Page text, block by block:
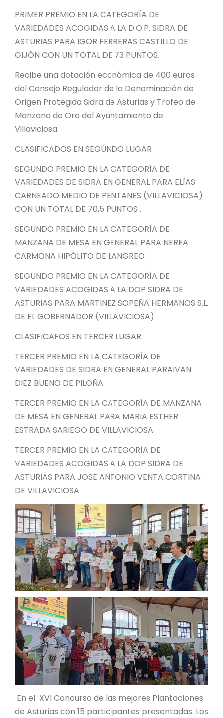
PRIMER PREMIO EN LA CATEGORÍA DE
VARIEDADES ACOGIDAS A LA D.O.P. SIDRA DE
ASTURIAS PARA IGOR FERRERAS CASTILLO DE
GIJÓN CON UN TOTAL DE 73 PUNTOS.
Recibe una dotación económica de 400 euros
del Consejo Regulador de la Denominación de
Origen Protegida Sidra de Asturias y Trofeo de
Manzana de Oro del Ayuntamiento de
Villaviciosa.
CLASIFICADOS EN SEGÚNDO LUGAR
SEGUNDO PREMIO EN LA CATEGORÍA DE
VARIEDADES DE SIDRA EN GENERAL PARA ELÍAS
CARNEADO MEDIO DE PENTANES (VILLAVICIOSA)
CON UN TOTAL DE 70,5 PUNTOS .
SEGUNDO PREMIO EN LA CATEGORÍA DE
MANZANA DE MESA EN GENERAL PARA NEREA
CARMONA HIPÓLITO DE LANGREO
SEGUNDO PREMIO EN LA CATEGORÍA DE
VARIEDADES ACOGIDAS A LA DOP SIDRA DE
ASTURIAS PARA MARTINEZ SOPEÑA HERMANOS S.L.
DE EL GOBERNADOR (VILLAVICIOSA)
CLASIFICAFOS EN TERCER LUGAR:
TERCER PREMIO EN LA CATEGORÍA DE
VARIEDADES DE SIDRA EN GENERAL PARAIVAN
DIEZ BUENO DE PILOÑA
TERCER PREMIO EN LA CATEGORÍA DE MANZANA
DE MESA EN GENERAL PARA MARIA ESTHER
ESTRADA SARIEGO DE VILLAVICIOSA
TERCER PREMIO EN LA CATEGORÍA DE
VARIEDADES ACOGIDAS A LA DOP SIDRA DE
ASTURIAS PARA JOSE ANTONIO VENTA CORTINA
DE VILLAVICIOSA
En el XVI Concurso de las mejores Plantaciones
de Asturias con 15 participantes presentadas. Los